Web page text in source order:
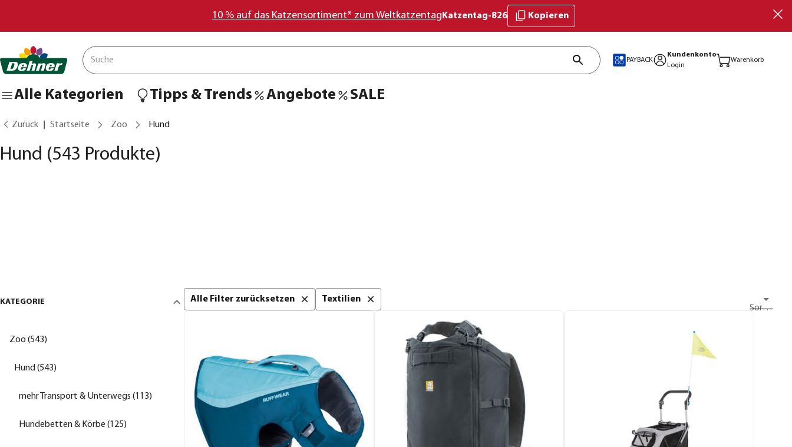
10 % auf das Katzensortiment* zum Weltkatzentag Katzentag-826 Kopieren
PAYBACK
Kundenkonto
Login
Warenkorb
Alle Kategorien Tipps & Trends Angebote SALE
Zurück Startseite Zoo Hund
Hund (543 Produkte)
KATEGORIE
Zoo (543)
Hund (543)
mehr Transport & Unterwegs (113)
Hundebetten & Körbe (125)
Alle Filter zurücksetzen
Textilien
Sortieren nach